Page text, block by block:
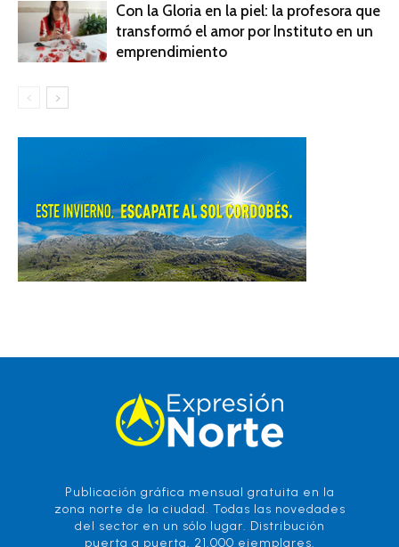
Con la Gloria en la piel: la profesora que
transformó el amor por Instituto en un
emprendimiento
Publicación gráfica mensual gratuita en la
zona norte de la ciudad. Todas las novedades
del sector en un sólo lugar. Distribución
puerta a puerta. 21.000 ejemplares.